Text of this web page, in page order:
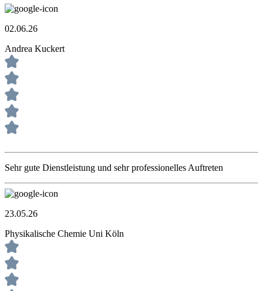
02.06.26
Andrea Kuckert
Sehr gute Dienstleistung und sehr professionelles Auftreten
23.05.26
Physikalische Chemie Uni Köln